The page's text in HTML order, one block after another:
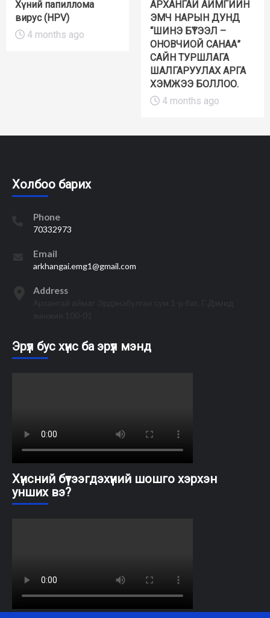
Хүний папиллома
вирус (HPV)
4 months ago
АРХАНГАЙ АЙМГИЙН
ЭМЧ НАРЫН ДУНД
“ШИНЭ БҮТЭЭЛ –
ОНОВЧИОЙ САНАА”
САЙН ТУРШЛАГА
ШАЛГАРУУЛАХ АРГА
ХЭМЖЭЭ БОЛЛОО.
4 months ago
Холбоо барих
Phone
70332973
Email
arkhangai.emg1@gmail.com
Address
Эрүүл бус хүнс ба эрүүл мэнд
Хүнсний бүтээгдэхүүний шошго хэрхэн
унших вэ?